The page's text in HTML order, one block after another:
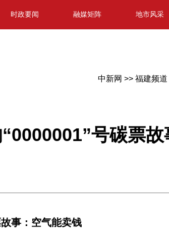
时政要闻 融媒矩阵 地市风采
中新网 >> 福建频道
号碳票
事：空气能卖钱